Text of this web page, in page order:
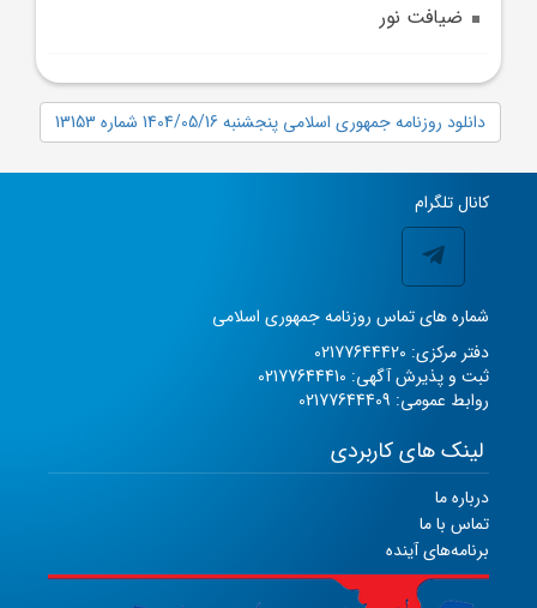
ضيافت نور
دانلود روزنامه جمهوری اسلامی پنجشنبه 1404/05/16 شماره 13153
کانال تلگرام
شماره های تماس روزنامه جمهوری اسلامی
دفتر مرکزی: 02177644420
ثبت و پذیرش آگهی: 02177644410
روابط عمومی: 02177644409
لینک های کاربردی
درباره ما
تماس با ما
برنامه‌های آینده